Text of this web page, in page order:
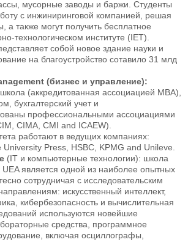
мусорные заводы и баржи. Студенты
с инжиниринговой компанией, решая
а также могут получить бесплатное
технологическом институте (IET).
собой новое здание науки и
на благоустройство сотавило 31 млд
(бизнес и управление):
(аккредитованная ассоциацией MBA),
бухгалтерский учет и
профессиональными ассоциациями
CIMA, CMI and ICAEW).
работают в ведущих компаниях:
Press, HSBC, KPMG and Unileve.
(IT и компьютерные технологии): школа
является одной из наиболее опытных
сотрудничая с исследовательским
искусственный интеллект,
кибербезопасность и вычислительная
используются новейшие
средства, программное
включая осциллографы,